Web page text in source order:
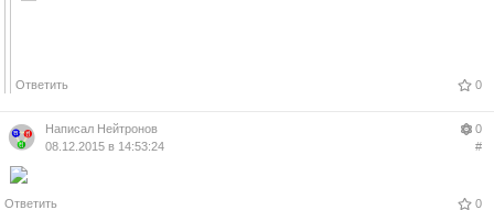
Ответить 0
Написал Нейтронов
08.12.2015 в 14:53:24
0
#
Ответить 0